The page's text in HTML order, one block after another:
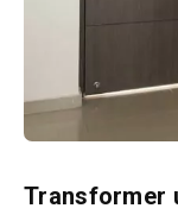
Transformer